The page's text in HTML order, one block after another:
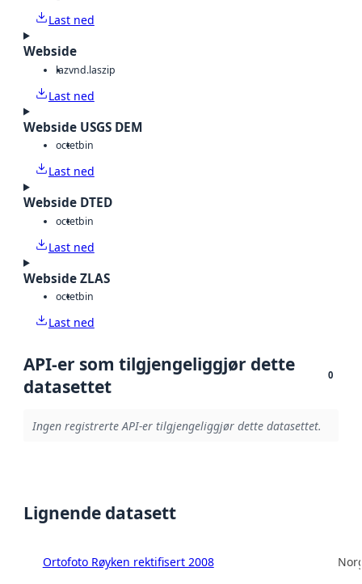
Last ned
Webside
lazvnd.laszip
Last ned
Webside USGS DEM
octetbin
Last ned
Webside DTED
octetbin
Last ned
Webside ZLAS
octetbin
Last ned
API-er som tilgjengeliggjør dette
datasettet
0
Ingen registrerte API-er tilgjengeliggjør dette datasettet.
Lignende datasett
Ortofoto Røyken rektifisert 2008